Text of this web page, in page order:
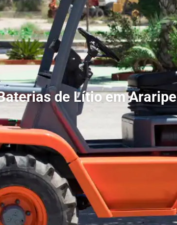
de Lítio em Araripe